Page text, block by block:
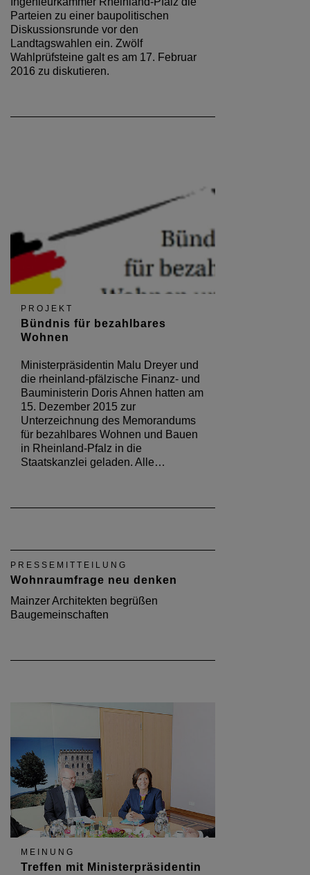
Parteien zu einer baupolitischen
Diskussionsrunde vor den
Landtagswahlen ein. Zwölf
Wahlprüfsteine galt es am 17. Februar
2016 zu diskutieren.
PROJEKT
Bündnis für bezahlbares
Wohnen
Ministerpräsidentin Malu Dreyer und
die rheinland-pfälzische Finanz- und
Bauministerin Doris Ahnen hatten am
15. Dezember 2015 zur
Unterzeichnung des Memorandums
für bezahlbares Wohnen und Bauen
in Rheinland-Pfalz in die
Staatskanzlei geladen. Alle…
PRESSEMITTEILUNG
Wohnraumfrage neu denken
Mainzer Architekten begrüßen
Baugemeinschaften
MEINUNG
Treffen mit Ministerpräsidentin